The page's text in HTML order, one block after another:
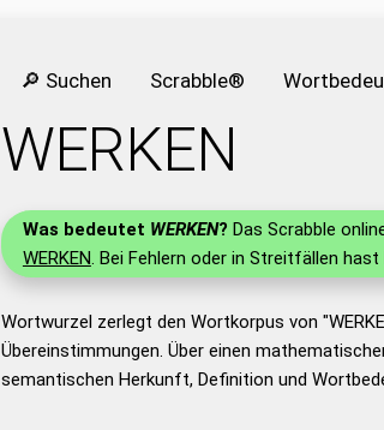
🔎 Suchen Scrabble®
WERKEN
Was bedeutet WERKEN? Das Scrabble
WERKEN. Bei Fehlern oder in Streitfällen hast
Wortwurzel zerlegt den Wortkorpus von
Übereinstimmungen. Über einen
semantischen Herkunft, Definition und